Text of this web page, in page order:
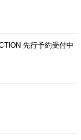
先行予約受付中